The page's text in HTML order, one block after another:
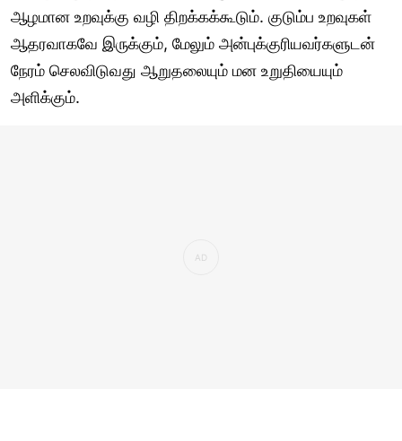
ஆழமான உறவுக்கு வழி திறக்கக்கூடும். குடும்ப உறவுகள்
ஆதரவாகவே இருக்கும், மேலும் அன்புக்குரியவர்களுடன்
நேரம் செலவிடுவது ஆறுதலையும் மன உறுதியையும்
அளிக்கும்.